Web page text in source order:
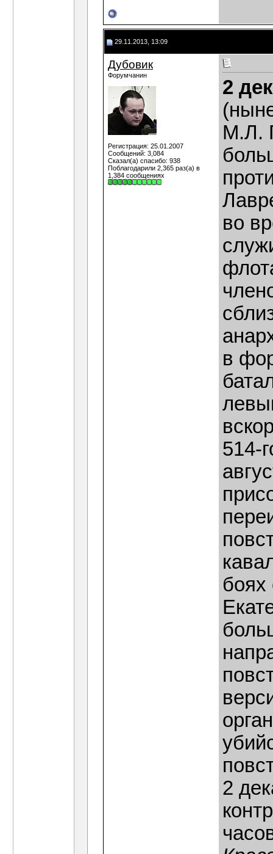
29.11.2013, 13:09
Дубовик
Форумчанин
Регистрация: 25.01.2007
Сообщений: 3,084
Сказал(а) спасибо: 938
Поблагодарили 2,365 раз(а) в
1,384 сообщениях
2
М.Л.
во
в
514-
2